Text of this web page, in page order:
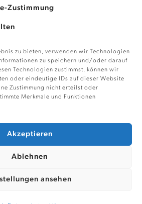
Zustimmung
zu bieten, verwenden wir Technologien
zu speichern und/oder darauf
Technologien zustimmst, können wir
oder eindeutige IDs auf dieser Website
Zustimmung nicht erteilst oder
Merkmale und Funktionen
Akzeptieren
Ablehnen
ansehen